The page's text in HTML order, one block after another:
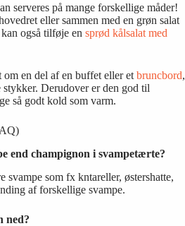
serveres på mange forskellige måder!
eller sammen med en grøn salat
også tilføje en sprød kålsalat med
en del af en buffet eller et bruncbord,
Derudover er den god til
så godt kold som varm.
end champignon i svampetærte?
svampe som fx kntareller, østershatte,
af forskellige svampe.
ned?